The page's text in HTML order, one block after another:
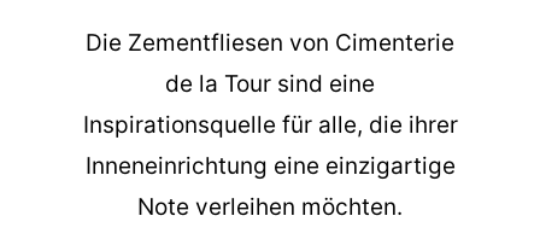
Die Zementfliesen von Cimenterie
de la Tour sind eine
Inspirationsquelle für alle, die ihrer
Inneneinrichtung eine einzigartige
Note verleihen möchten.